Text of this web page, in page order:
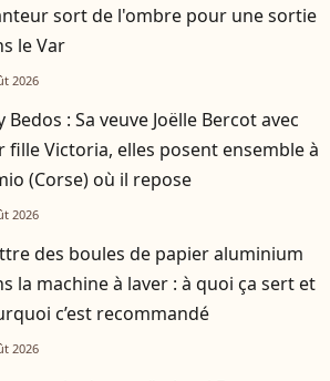
sort de l'ombre pour une sortie
le Var
2026
Bedos : Sa veuve Joëlle Bercot avec
fille Victoria, elles posent ensemble à
(Corse) où il repose
2026
des boules de papier aluminium
la machine à laver : à quoi ça sert et
c’est recommandé
2026